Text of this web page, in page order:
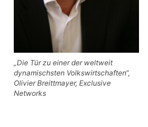
„Die Tür zu einer der weltweit
dynamischsten Volkswirtschaften“,
Olivier Breittmayer, Exclusive
Networks